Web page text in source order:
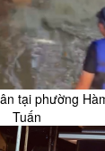
tại phường
Tuấn